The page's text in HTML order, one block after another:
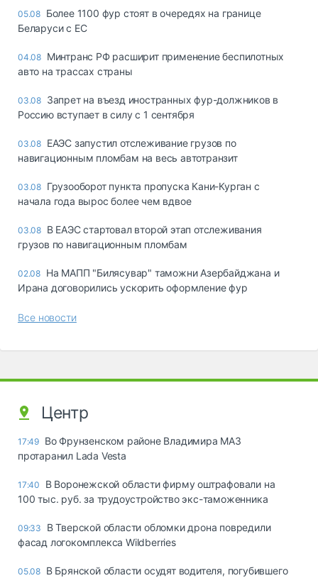
05.08 Более 1100 фур стоят в очередях на границе
Беларуси с ЕС
04.08 Минтранс РФ расширит применение беспилотных
авто на трассах страны
03.08 Запрет на въезд иностранных фур-должников в
Россию вступает в силу с 1 сентября
03.08 ЕАЭС запустил отслеживание грузов по
навигационным пломбам на весь автотранзит
03.08 Грузооборот пункта пропуска Кани-Курган с
начала года вырос более чем вдвое
03.08 В ЕАЭС стартовал второй этап отслеживания
грузов по навигационным пломбам
02.08 На МАПП "Билясувар" таможни Азербайджана и
Ирана договорились ускорить оформление фур
Все новости
Центр
17:49 Во Фрунзенском районе Владимира МАЗ
протаранил Lada Vesta
17:40
В Воронежской области фирму оштрафовали на
100 тыс. руб. за трудоустройство экс-таможенника
09:33
В Тверской области обломки дрона повредили
фасад логокомплекса Wildberries
05.08 В Брянской области осудят водителя, погубившего